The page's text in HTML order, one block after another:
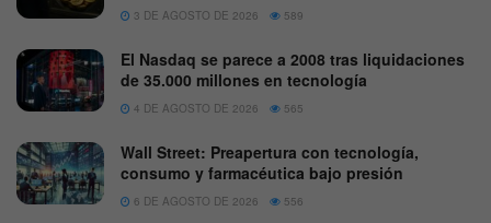
3 DE AGOSTO DE 2026 589
El Nasdaq se parece a 2008 tras liquidaciones
de 35.000 millones en tecnología
4 DE AGOSTO DE 2026 565
Wall Street: Preapertura con tecnología,
consumo y farmacéutica bajo presión
6 DE AGOSTO DE 2026 556